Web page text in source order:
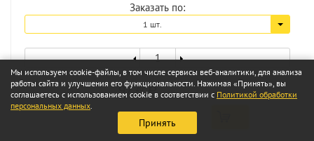
Заказать по:
1 шт.
9720 a
Мы используем cookie-файлы, в том числе сервисы веб-аналитики, для анализа
работы сайта и улучшения его функциональности. Нажимая «Принять», вы
соглашаетесь с использованием cookie в соответствии с Политикой обработки
персональных данных.
Принять